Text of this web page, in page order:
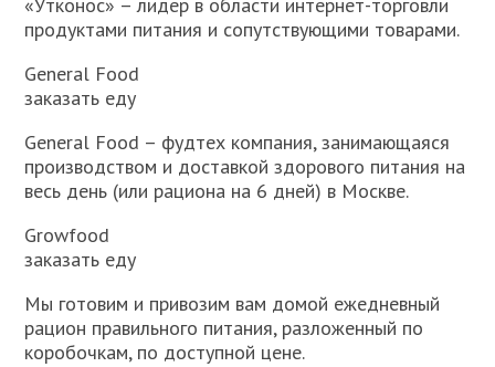
«Утконос» – лидер в области интернет-торговли
продуктами питания и сопутствующими товарами.
General Food
заказать еду
General Food – фудтех компания, занимающаяся
производством и доставкой здорового питания на
весь день (или рациона на 6 дней) в Москве.
Growfood
заказать еду
Мы готовим и привозим вам домой ежедневный
рацион правильного питания, разложенный по
коробочкам, по доступной цене.